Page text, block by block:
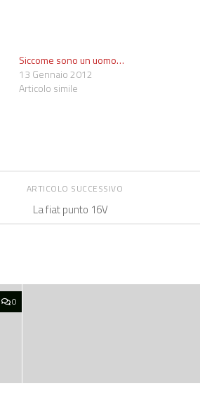
Siccome sono un uomo…
13 Gennaio 2012
Articolo simile
ARTICOLO SUCCESSIVO
La fiat punto 16V
0